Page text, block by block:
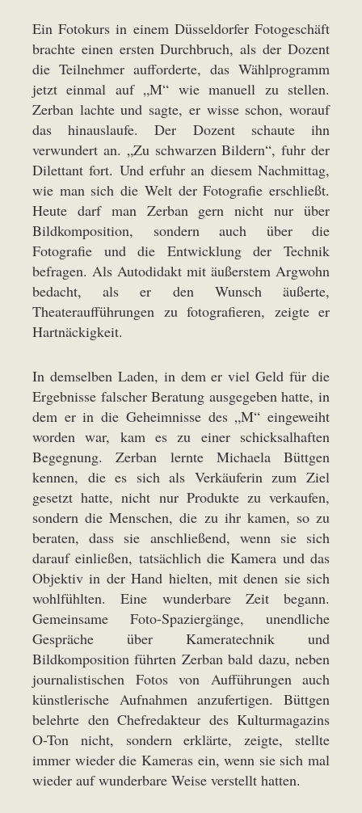
Ein Fotokurs in einem Düsseldorfer Fotogeschäft
brachte einen ersten Durchbruch, als der Dozent
die Teilnehmer aufforderte, das Wählprogramm
jetzt einmal auf „M“ wie manuell zu stellen.
Zerban lachte und sagte, er wisse schon, worauf
das hinauslaufe. Der Dozent schaute ihn
verwundert an. „Zu schwarzen Bildern“, fuhr der
Dilettant fort. Und erfuhr an diesem Nachmittag,
wie man sich die Welt der Fotografie erschließt.
Heute darf man Zerban gern nicht nur über
Bildkomposition, sondern auch über die
Fotografie und die Entwicklung der Technik
befragen. Als Autodidakt mit äußerstem Argwohn
bedacht, als er den Wunsch äußerte,
Theateraufführungen zu fotografieren, zeigte er
Hartnäckigkeit.
In demselben Laden, in dem er viel Geld für die
Ergebnisse falscher Beratung ausgegeben hatte, in
dem er in die Geheimnisse des „M“ eingeweiht
worden war, kam es zu einer schicksalhaften
Begegnung. Zerban lernte Michaela Büttgen
kennen, die es sich als Verkäuferin zum Ziel
gesetzt hatte, nicht nur Produkte zu verkaufen,
sondern die Menschen, die zu ihr kamen, so zu
beraten, dass sie anschließend, wenn sie sich
darauf einließen, tatsächlich die Kamera und das
Objektiv in der Hand hielten, mit denen sie sich
wohlfühlten. Eine wunderbare Zeit begann.
Gemeinsame Foto-Spaziergänge, unendliche
Gespräche über Kameratechnik und
Bildkomposition führten Zerban bald dazu, neben
journalistischen Fotos von Aufführungen auch
künstlerische Aufnahmen anzufertigen. Büttgen
belehrte den Chefredakteur des Kulturmagazins
O-Ton nicht, sondern erklärte, zeigte, stellte
immer wieder die Kameras ein, wenn sie sich mal
wieder auf wunderbare Weise verstellt hatten.